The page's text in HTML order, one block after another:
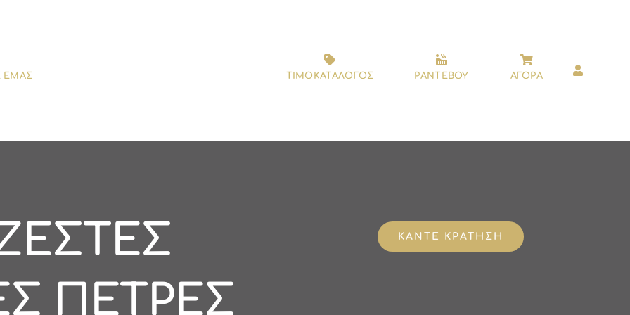
ΕΜΑΣ ΤΙΜΟΚΑΤΑΛΟΓΟΣ ΡΑΝΤΕΒΟΥ ΑΓΟΡΑ
ΠΕΤΡΕΣ
ΚΑΝΤΕ ΚΡΑΤΗΣΗ